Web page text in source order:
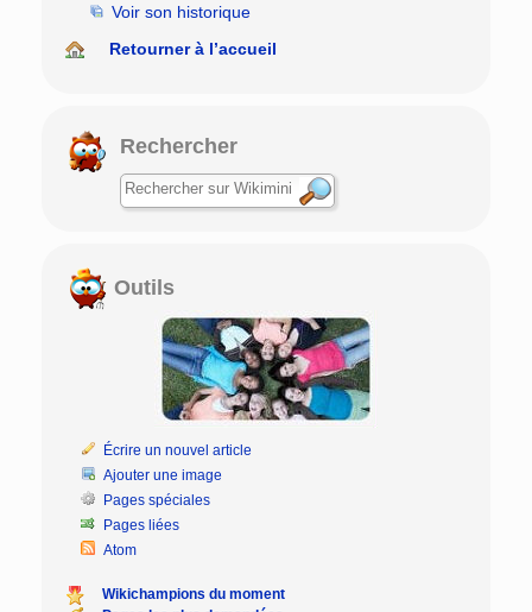
Voir son historique
Retourner à l’accueil
Rechercher
Outils
Écrire un nouvel article
Ajouter une image
Pages spéciales
Pages liées
Atom
Wikichampions du moment